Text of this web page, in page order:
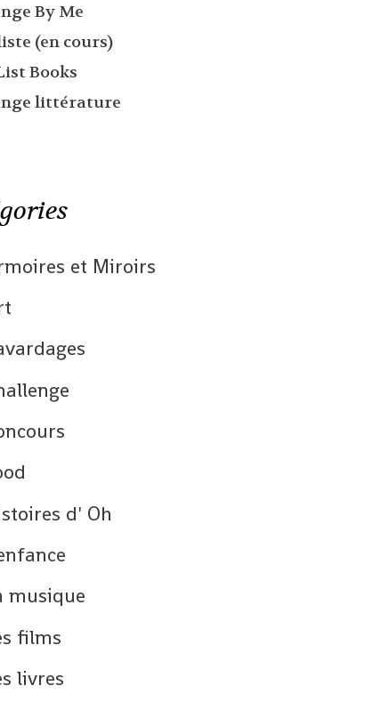
By Me
(en cours)
Books
littérature
et Miroirs
d' Oh
musique
films
livres